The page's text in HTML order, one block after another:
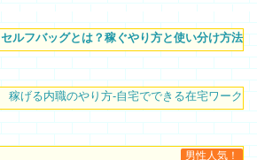
セルフバッグとは？稼ぐやり方と使い分け方法
稼げる内職のやり方-自宅でできる在宅ワーク
男性人気！